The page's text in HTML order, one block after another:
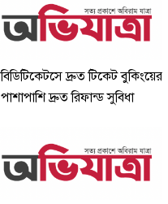
বিডিটিকেটসে দ্রুত টিকেট বুকিংয়ের
পাশাপাশি দ্রুত রিফান্ড সুবিধা